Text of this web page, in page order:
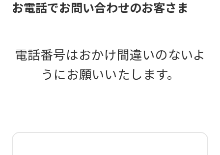
お電話でお問い合わせのお客さま
電話番号はおかけ間違いのないよ
うにお願いいたします。